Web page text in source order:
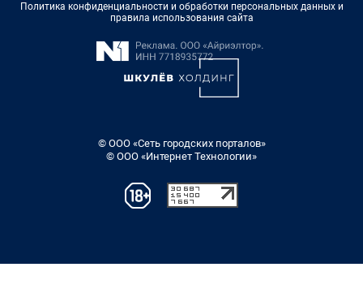
Политика конфиденциальности и обработки персональных данных и
правила использования сайта
© ООО «Сеть городских порталов»
© ООО «Интернет Технологии»